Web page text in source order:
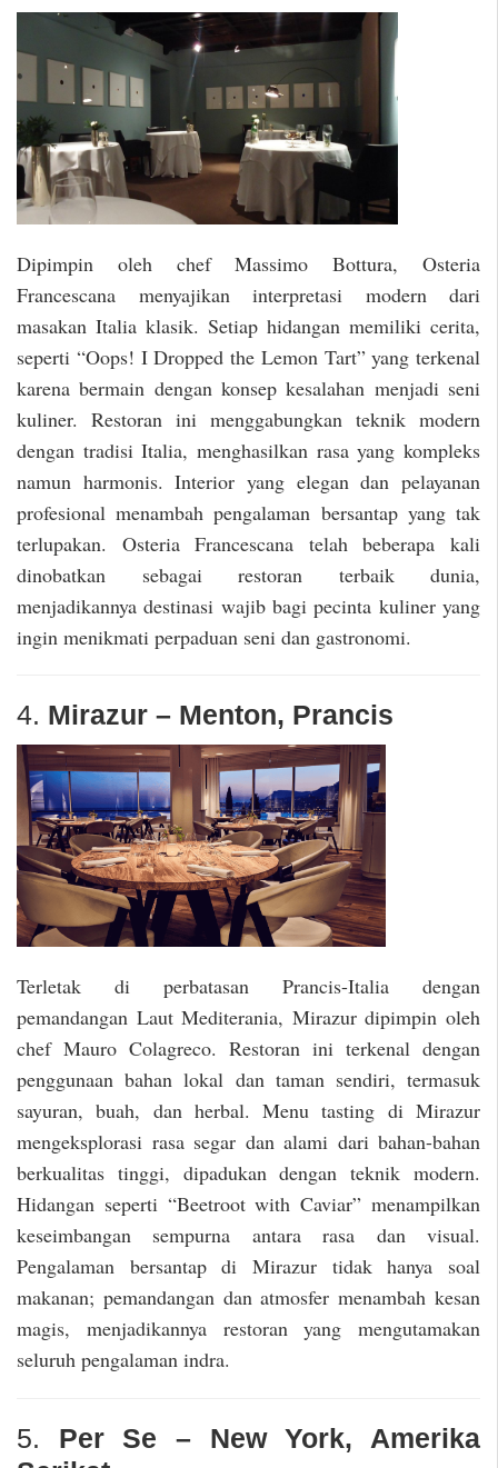
Dipimpin oleh chef Massimo Bottura, Osteria
Francescana menyajikan interpretasi modern dari
masakan Italia klasik. Setiap hidangan memiliki cerita,
seperti “Oops! I Dropped the Lemon Tart” yang terkenal
karena bermain dengan konsep kesalahan menjadi seni
kuliner. Restoran ini menggabungkan teknik modern
dengan tradisi Italia, menghasilkan rasa yang kompleks
namun harmonis. Interior yang elegan dan pelayanan
profesional menambah pengalaman bersantap yang tak
terlupakan. Osteria Francescana telah beberapa kali
dinobatkan sebagai restoran terbaik dunia,
menjadikannya destinasi wajib bagi pecinta kuliner yang
ingin menikmati perpaduan seni dan gastronomi.
4. Mirazur – Menton, Prancis
Terletak di perbatasan Prancis-Italia dengan
pemandangan Laut Mediterania, Mirazur dipimpin oleh
chef Mauro Colagreco. Restoran ini terkenal dengan
penggunaan bahan lokal dan taman sendiri, termasuk
sayuran, buah, dan herbal. Menu tasting di Mirazur
mengeksplorasi rasa segar dan alami dari bahan-bahan
berkualitas tinggi, dipadukan dengan teknik modern.
Hidangan seperti “Beetroot with Caviar” menampilkan
keseimbangan sempurna antara rasa dan visual.
Pengalaman bersantap di Mirazur tidak hanya soal
makanan; pemandangan dan atmosfer menambah kesan
magis, menjadikannya restoran yang mengutamakan
seluruh pengalaman indra.
5. Per Se – New York, Amerika